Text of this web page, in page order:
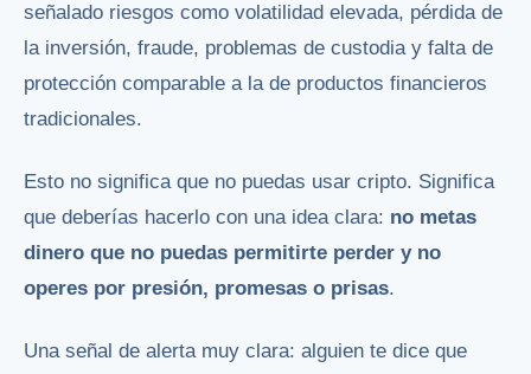
señalado riesgos como volatilidad elevada, pérdida de
la inversión, fraude, problemas de custodia y falta de
protección comparable a la de productos financieros
tradicionales.
Esto no significa que no puedas usar cripto. Significa
que deberías hacerlo con una idea clara: no metas
dinero que no puedas permitirte perder y no
operes por presión, promesas o prisas.
Una señal de alerta muy clara: alguien te dice que